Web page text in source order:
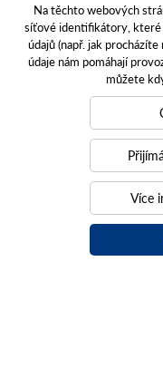
Na těchto webových
síťové identifikátory, které
údajů (např. jak
údaje nám pomáhají
můžete
Více